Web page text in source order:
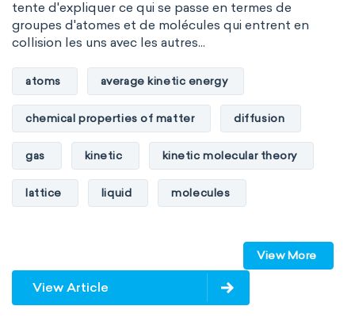
tente d'expliquer ce qui se passe en termes de
groupes d'atomes et de molécules qui entrent en
collision les uns avec les autres...
atoms average kinetic energy
chemical properties of matter diffusion
gas kinetic kinetic molecular theory
lattice liquid molecules
physical properties of matter pressure
solid temperature volume
View More
View Article